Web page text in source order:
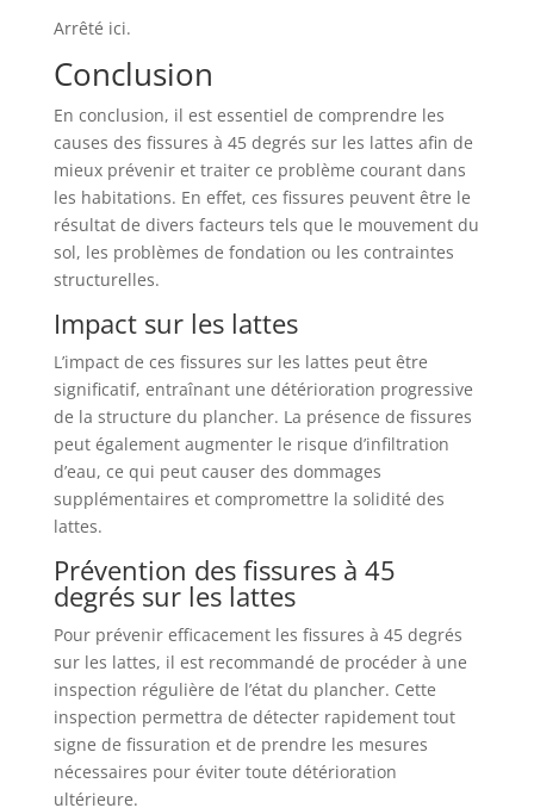
Arrêté ici.
Conclusion
En conclusion, il est essentiel de comprendre les
causes des fissures à 45 degrés sur les lattes afin de
mieux prévenir et traiter ce problème courant dans
les habitations. En effet, ces fissures peuvent être le
résultat de divers facteurs tels que le mouvement du
sol, les problèmes de fondation ou les contraintes
structurelles.
Impact sur les lattes
L’impact de ces fissures sur les lattes peut être
significatif, entraînant une détérioration progressive
de la structure du plancher. La présence de fissures
peut également augmenter le risque d’infiltration
d’eau, ce qui peut causer des dommages
supplémentaires et compromettre la solidité des
lattes.
Prévention des fissures à 45
degrés sur les lattes
Pour prévenir efficacement les fissures à 45 degrés
sur les lattes, il est recommandé de procéder à une
inspection régulière de l’état du plancher. Cette
inspection permettra de détecter rapidement tout
signe de fissuration et de prendre les mesures
nécessaires pour éviter toute détérioration
ultérieure.